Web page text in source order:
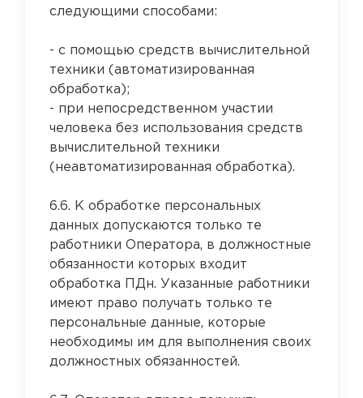
следующими способами:
- с помощью средств вычислительной
техники (автоматизированная
обработка);
- при непосредственном участии
человека без использования средств
вычислительной техники
(неавтоматизированная обработка).
6.6. К обработке персональных
данных допускаются только те
работники Оператора, в должностные
обязанности которых входит
обработка ПДн. Указанные работники
имеют право получать только те
персональные данные, которые
необходимы им для выполнения своих
должностных обязанностей.